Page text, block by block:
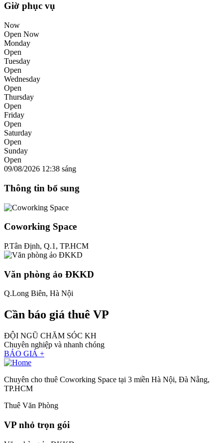
Giờ phục vụ
Now
Open Now
Monday
Open
Tuesday
Open
Wednesday
Open
Thursday
Open
Friday
Open
Saturday
Open
Sunday
Open
09/08/2026 12:38 sáng
Thông tin bổ sung
Coworking Space
P.Tân Định, Q.1, TP.HCM
Văn phòng ảo ĐKKD
Q.Long Biên, Hà Nội
Cần báo giá thuê VP
ĐỘI NGŨ CHĂM SÓC KH
Chuyên nghiệp và nhanh chóng
BÁO GIÁ +
Chuyên cho thuê Coworking Space tại 3 miền Hà Nội, Đà Nẵng,
TP.HCM
Thuê Văn Phòng
VP nhỏ trọn gói